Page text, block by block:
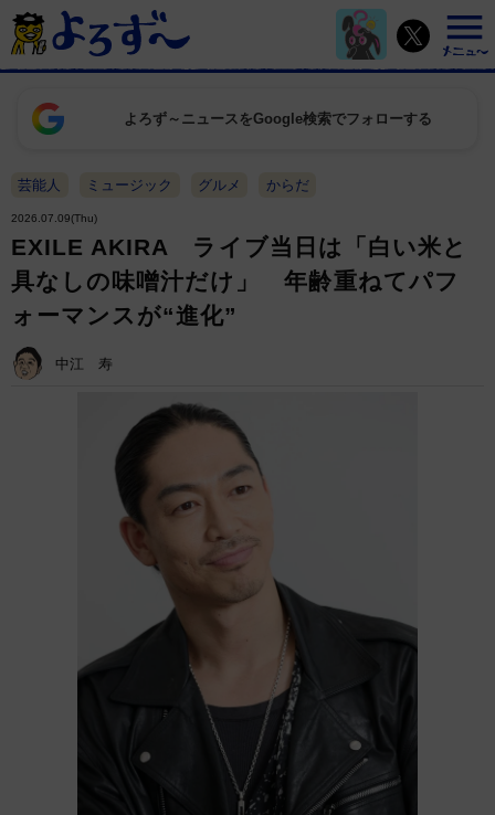
よろず～ニュースをGoogle検索でフォローする
芸能人 ミュージック グルメ からだ
2026.07.09(Thu)
EXILE AKIRA ライブ当日は「白い米と
具なしの味噌汁だけ」 年齢重ねてパフ
ォーマンスが“進化”
中江 寿